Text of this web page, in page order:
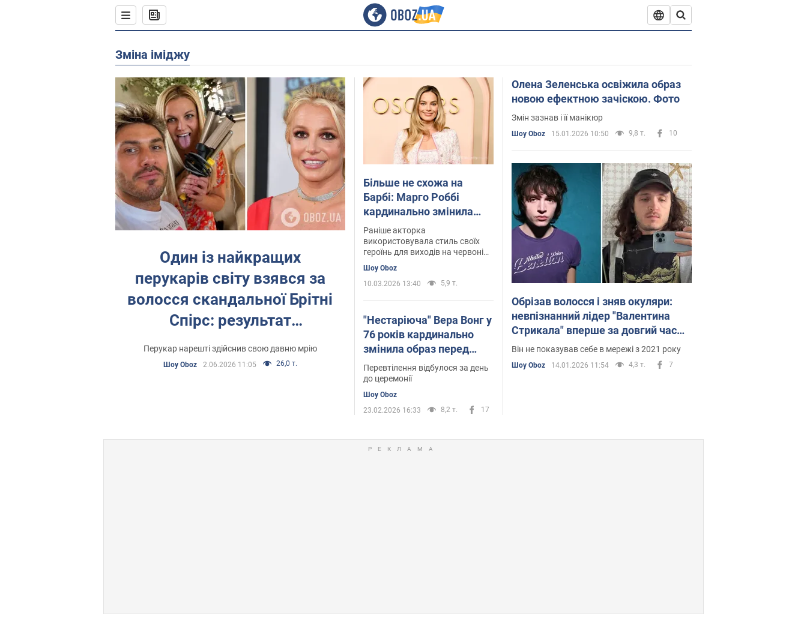
зміна іміджу
Один із найкращих
перукарів світу взявся за
волосся скандальної Брітні
Спірс: результат
приголомшив мережу.
Фото
Перукар нарешті здійснив свою давню мрію
Шоу Oboz 2.06.2026 11:05 26,0 т.
Більше не схожа на
Барбі: Марго Роббі
кардинально змінила
зачіску та стиль
Раніше акторка
використовувала стиль своїх
героїнь для виходів на червоні
Шоу Oboz
10.03.2026 13:40
5,9 т.
"Нестаріюча" Вера Вонг у
76 років кардинально
змінила образ перед
червоною доріжкою
BAFTA. Фото
Перевтілення відбулося за день
до церемонії
Шоу Oboz
23.02.2026 16:33
8,2 т. 17
Олена Зеленська освіжила образ
новою ефектною зачіскою. Фото
Змін зазнав і її манікюр
Шоу Oboz 15.01.2026 10:50 9,8 т. 10
Обрізав волосся і зняв окуляри:
невпізнанний лідер "Валентина
Стрикала" вперше за довгий час
показав нове фото заради благої
Він не показував себе в мережі з 2021 року
Шоу Oboz 14.01.2026 11:54 4,3 т. 7